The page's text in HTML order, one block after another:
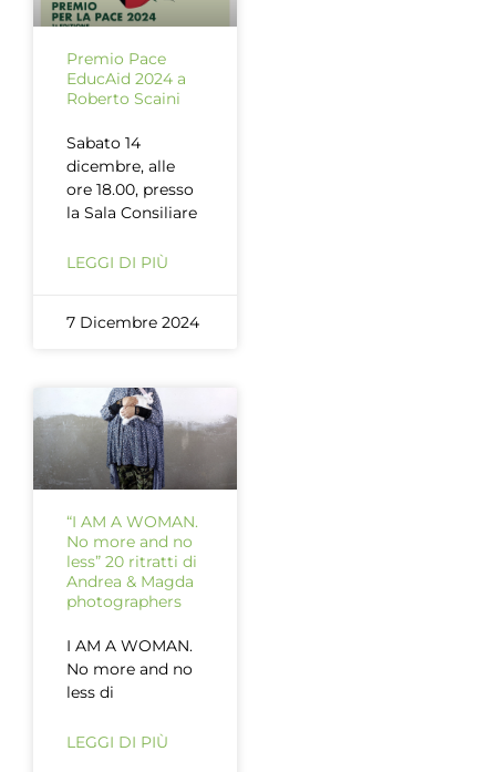
Premio Pace
EducAid 2024 a
Roberto Scaini
Sabato 14
dicembre, alle
ore 18.00, presso
la Sala Consiliare
LEGGI DI PIÙ
7 Dicembre 2024
“I AM A WOMAN.
No more and no
less” 20 ritratti di
Andrea & Magda
photographers
I AM A WOMAN.
No more and no
less di
LEGGI DI PIÙ